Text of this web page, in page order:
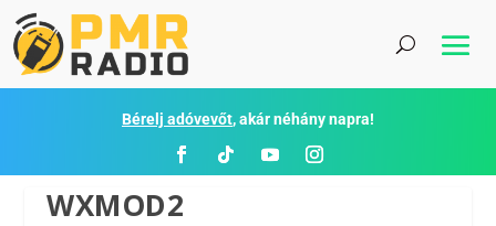
Bérelj adóvevőt, akár néhány napra!
WXMOD2